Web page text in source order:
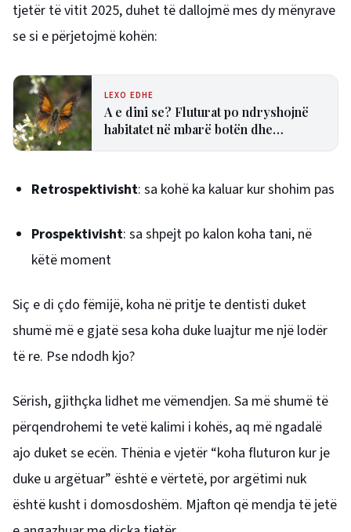
tjetër të vitit 2025, duhet të dallojmë mes dy mënyrave
se si e përjetojmë kohën:
LEXO EDHE
A e dini se? Fluturat po ndryshojnë
habitatet në mbarë botën dhe
Retrospektivisht: sa kohë ka kaluar kur shohim pas
Prospektivisht: sa shpejt po kalon koha tani, në
këtë moment
Siç e di çdo fëmijë, koha në pritje te dentisti duket
shumë më e gjatë sesa koha duke luajtur me një lodër
të re. Pse ndodh kjo?
Sërish, gjithçka lidhet me vëmendjen. Sa më shumë të
përqendrohemi te vetë kalimi i kohës, aq më ngadalë
ajo duket se ecën. Thënia e vjetër “koha fluturon kur je
duke u argëtuar” është e vërtetë, por argëtimi nuk
është kusht i domosdoshëm. Mjafton që mendja të jetë